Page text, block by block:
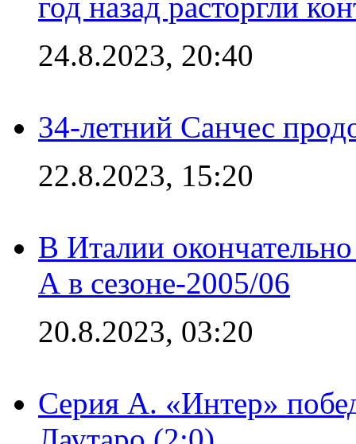
24.8.2023, 20:40
34-летний Санчес
22.8.2023, 15:20
В Италии
А в сезоне-2005/06
20.8.2023, 03:20
Серия А. «Интер»